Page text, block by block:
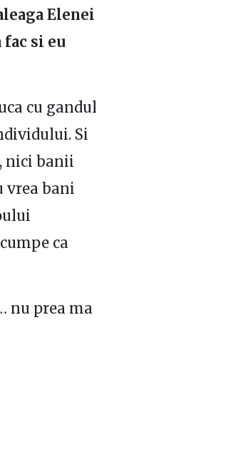
Elenei
fac si eu
cu gandul
Si
nici banii
vrea bani
ca
nu prea ma